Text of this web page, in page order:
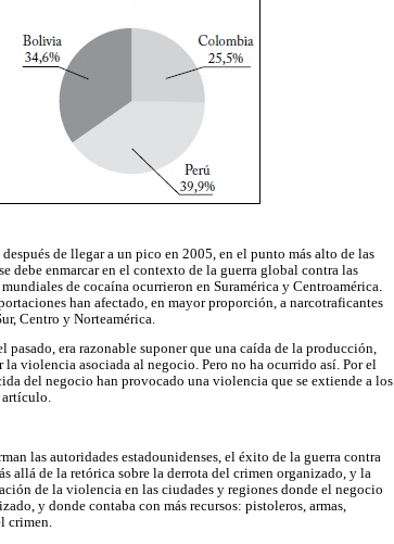
de llegar a un pico en 2005, en el punto más alto de las
debe enmarcar en el contexto de la guerra global contra las
de cocaína ocurrieron en Suramérica y Centroamérica.
han afectado, en mayor proporción, a narcotraficantes
Centro y Norteamérica.
era razonable suponer que una caída de la producción,
violencia asociada al negocio. Pero no ha ocurrido así. Por el
del negocio han provocado una violencia que se extiende a los
artículo.
las autoridades estadounidenses, el éxito de la guerra contra
allá de la retórica sobre la derrota del crimen organizado, y la
de la violencia en las ciudades y regiones donde el negocio
y donde contaba con más recursos: pistoleros, armas,
crimen.